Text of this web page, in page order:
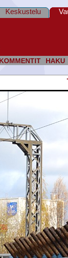
KOMMENTIT HAKU
Keskustelu